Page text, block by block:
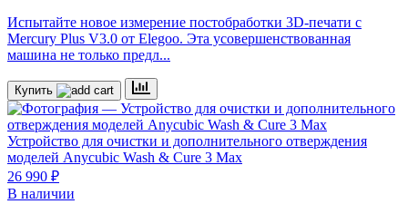
Испытайте новое измерение постобработки 3D-печати с
Mercury Plus V3.0 от Elegoo. Эта усовершенствованная
машина не только предл...
Купить
Устройство для очистки и дополнительного отверждения
моделей Anycubic Wash & Cure 3 Max
26 990 ₽
В наличии